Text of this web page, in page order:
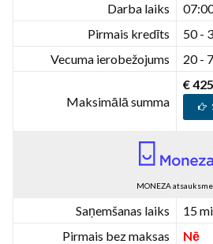
Darba laiks
Pirmais kredīts
50 -
Vecuma ierobežojums
20 -
Maksimālā summa
€ 425
MONEZA
Saņemšanas laiks
15
Pirmais bez maksas
Nē